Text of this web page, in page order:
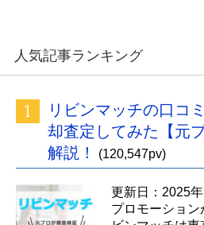
人気記事ランキング
リビンマッチの口コ
却査定してみた【元
解説！
(120,547pv)
更新日：2025
プロモーション